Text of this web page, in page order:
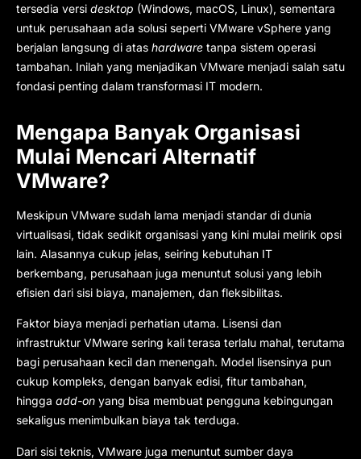
tersedia versi desktop (Windows, macOS, Linux), sementara
untuk perusahaan ada solusi seperti VMware vSphere yang
berjalan langsung di atas hardware tanpa sistem operasi
tambahan. Inilah yang menjadikan VMware menjadi salah satu
fondasi penting dalam transformasi IT modern.
Mengapa Banyak Organisasi
Mulai Mencari Alternatif
VMware?
Meskipun VMware sudah lama menjadi standar di dunia
virtualisasi, tidak sedikit organisasi yang kini mulai melirik opsi
lain. Alasannya cukup jelas, seiring kebutuhan IT
berkembang, perusahaan juga menuntut solusi yang lebih
efisien dari sisi biaya, manajemen, dan fleksibilitas.
Faktor biaya menjadi perhatian utama. Lisensi dan
infrastruktur VMware sering kali terasa terlalu mahal, terutama
bagi perusahaan kecil dan menengah. Model lisensinya pun
cukup kompleks, dengan banyak edisi, fitur tambahan,
hingga add-on yang bisa membuat pengguna kebingungan
sekaligus menimbulkan biaya tak terduga.
Dari sisi teknis, VMware juga menuntut sumber daya